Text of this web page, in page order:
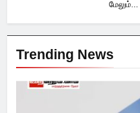
மேலும்...
Trending News